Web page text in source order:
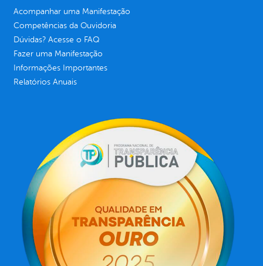
Acompanhar uma Manifestação
Competências da Ouvidoria
Dúvidas? Acesse o FAQ
Fazer uma Manifestação
Informações Importantes
Relatórios Anuais